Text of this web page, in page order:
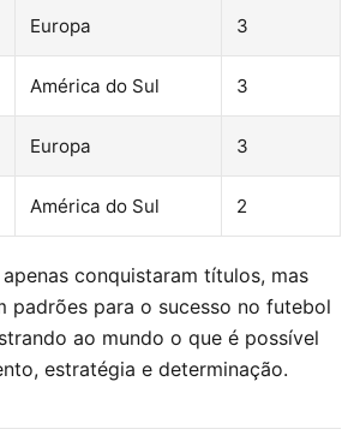
Europa 3
América do Sul 3
Europa 3
América do Sul 2
conquistaram títulos, mas
padrões para o sucesso no futebol
ao mundo o que é possível
estratégia e determinação.